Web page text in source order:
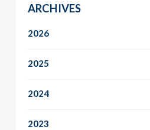
ARCHIVES
2026
2025
2024
2023